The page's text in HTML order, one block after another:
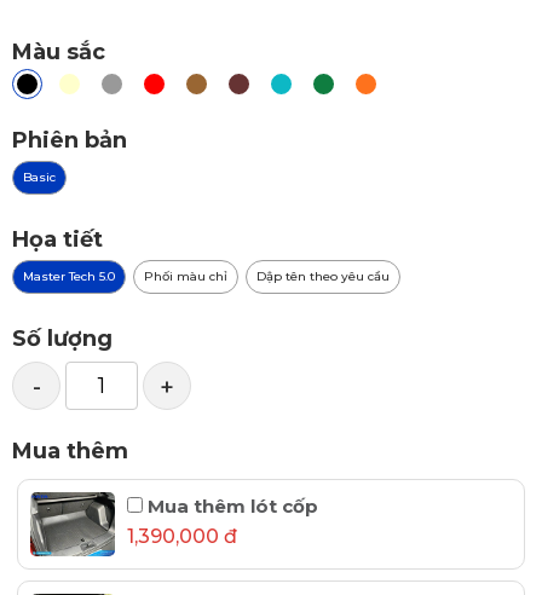
Màu sắc
Phiên bản
Basic
Họa tiết
Master Tech 5.0 Phối màu chỉ Dập tên theo yêu cầu
Số lượng
- +
Mua thêm
Mua thêm lót cốp
1,390,000 đ